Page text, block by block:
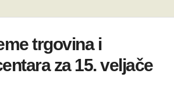
trgovina i
za 15. veljače